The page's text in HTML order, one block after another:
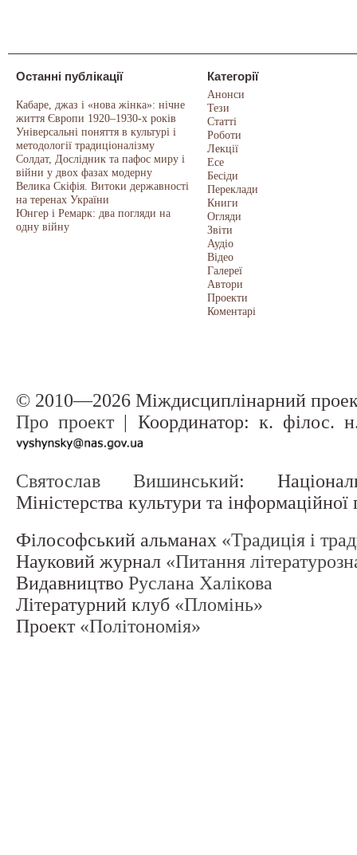
Останні публікації
Кабаре, джаз і «нова жінка»: нічне
життя Європи 1920–1930-х років
Універсальні поняття в культурі і
методології традиціоналізму
Солдат, Дослідник та пафос миру і
війни у двох фазах модерну
Велика Скіфія. Витоки державності
на теренах України
Юнгер і Ремарк: два погляди на
одну війну
Категорії
Анонси
Тези
Статті
Роботи
Лекції
Есе
Бесіди
Переклади
Книги
Огляди
Звіти
Аудіо
Відео
Галереї
Автори
Проекти
Коментарі
© 2010—2026 Міждисциплінарний
Про проект| Координатор: к. філос.
Святослав Вишинський:
Міністерства культури та
Філософський альманах «Традиція і
Науковий журнал «Питання
Видавництво Руслана Халікова
Літературний клуб «Пломінь»
Проект «Політономія»